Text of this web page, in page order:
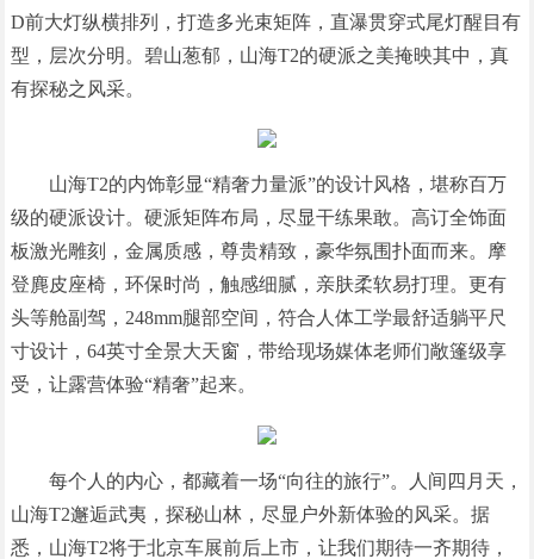
D前大灯纵横排列，打造多光束矩阵，直瀑贯穿式尾灯醒目有
型，层次分明。碧山葱郁，山海T2的硬派之美掩映其中，真
有探秘之风采。
山海T2的内饰彰显“精奢力量派”的设计风格，堪称百万
级的硬派设计。硬派矩阵布局，尽显干练果敢。高订全饰面
板激光雕刻，金属质感，尊贵精致，豪华氛围扑面而来。摩
登麂皮座椅，环保时尚，触感细腻，亲肤柔软易打理。更有
头等舱副驾，248mm腿部空间，符合人体工学最舒适躺平尺
寸设计，64英寸全景大天窗，带给现场媒体老师们敞篷级享
受，让露营体验“精奢”起来。
每个人的内心，都藏着一场“向往的旅行”。人间四月天，
山海T2邂逅武夷，探秘山林，尽显户外新体验的风采。据
悉，山海T2将于北京车展前后上市，让我们期待一齐期待，